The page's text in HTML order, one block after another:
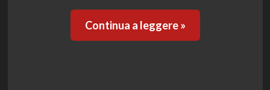
Continua a leggere »